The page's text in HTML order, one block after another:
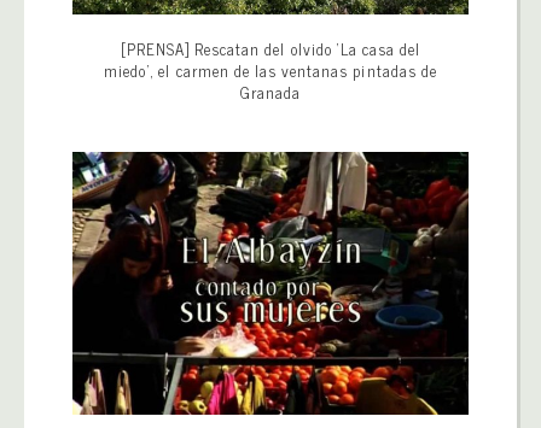
[PRENSA] Rescatan del olvido ‘La casa del
miedo’, el carmen de las ventanas pintadas de
Granada